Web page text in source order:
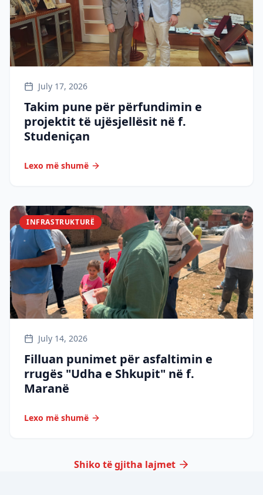
July 17, 2026
Takim pune për përfundimin e
projektit të ujësjellësit në f.
Studeniçan
Lexo më shumë
INFRASTRUKTURË
July 14, 2026
Filluan punimet për asfaltimin e
rrugës "Udha e Shkupit" në f.
Maranë
Lexo më shumë
Shiko të gjitha lajmet